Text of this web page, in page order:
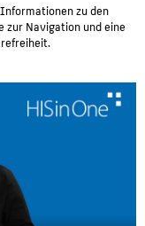
zu den
zur Navigation und eine